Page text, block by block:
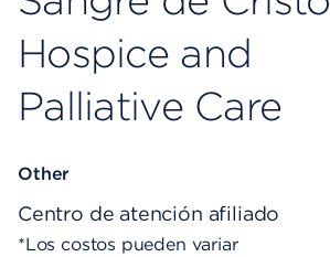
Hospice and
Palliative Care
Other
Centro de atención afiliado
*Los costos pueden variar